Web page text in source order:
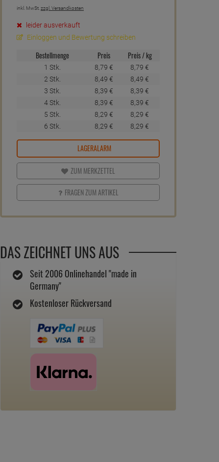
inkl. MwSt. zzgl. Versandkosten
leider ausverkauft
Einloggen und Bewertung schreiben
Bestellmenge Preis Preis / kg
1 Stk. 8,79 € 8,79 €
2 Stk.
8,49 € 8,49 €
3 Stk.
8,39 € 8,39 €
4 Stk.
8,39 € 8,39 €
5 Stk.
8,29 € 8,29 €
6 Stk.
8,29 € 8,29 €
LAGERALARM
ZUM MERKZETTEL
FRAGEN ZUM ARTIKEL
DAS ZEICHNET UNS AUS
Seit 2006 Onlinehandel "made in
Germany"
Kostenloser Rückversand